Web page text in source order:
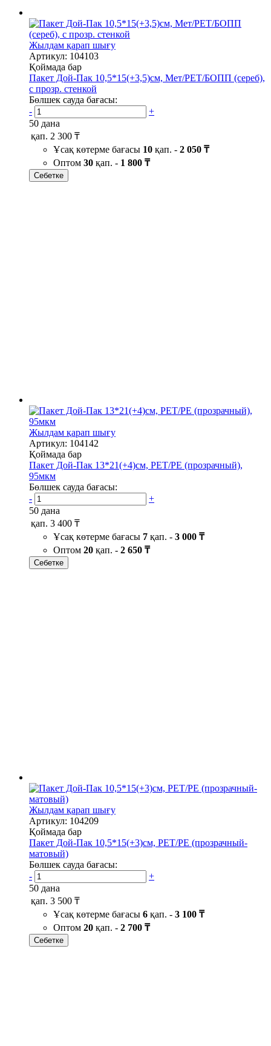
Жылдам қарап шығу
Артикул: 104103
Қоймада бар
Пакет Дой-Пак 10,5*15(+3,5)см, Мет/PET/БОПП (сереб),
с прозр. стенкой
Бөлшек сауда бағасы:
-
+
50 дана
қап. 2 300 ₸
Ұсақ көтерме бағасы 10 қап. - 2 050 ₸
Оптом 30 қап. - 1 800 ₸
Себетке
Жылдам қарап шығу
Артикул: 104142
Қоймада бар
Пакет Дой-Пак 13*21(+4)см, PET/PE (прозрачный),
95мкм
Бөлшек сауда бағасы:
-
+
50 дана
қап. 3 400 ₸
Ұсақ көтерме бағасы 7 қап. - 3 000 ₸
Оптом 20 қап. - 2 650 ₸
Себетке
Жылдам қарап шығу
Артикул: 104209
Қоймада бар
Пакет Дой-Пак 10,5*15(+3)см, PET/PE (прозрачный-
матовый)
Бөлшек сауда бағасы:
-
+
50 дана
қап. 3 500 ₸
Ұсақ көтерме бағасы 6 қап. - 3 100 ₸
Оптом 20 қап. - 2 700 ₸
Себетке